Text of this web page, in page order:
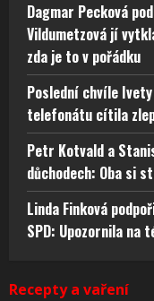
Dagmar Pecková
Vildumetzová jí
zda je to v pořádku
Poslední chvíle
telefonátu cítila
Petr Kotvald a
důchodech: Oba si
Linda Finková
SPD: Upozornila na
Recepty a vaření